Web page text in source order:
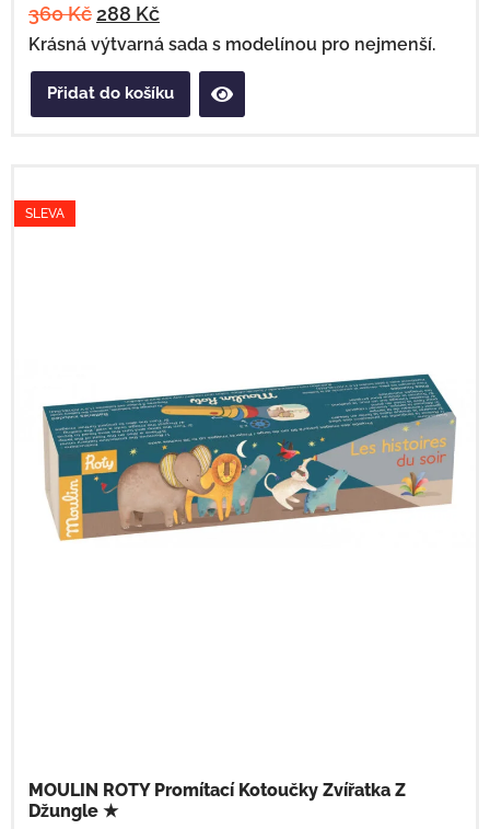
360Kč 288 Kč
Krásná výtvarná sada s modelínou pro nejmenší.
Přidat do košíku
SLEVA
MOULIN ROTY Promítací Kotoučky Zvířatka Z
Džungle ★